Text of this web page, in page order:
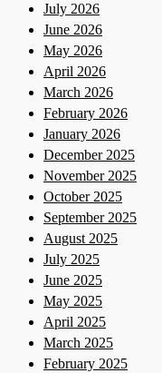
July 2026
June 2026
May 2026
April 2026
March 2026
February 2026
January 2026
December 2025
November 2025
October 2025
September 2025
August 2025
July 2025
June 2025
May 2025
April 2025
March 2025
February 2025